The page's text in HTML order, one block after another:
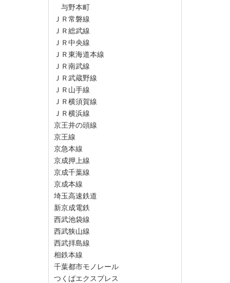
与野本町
ＪＲ常磐線
ＪＲ総武線
ＪＲ中央線
ＪＲ東海道本線
ＪＲ南武線
ＪＲ武蔵野線
ＪＲ山手線
ＪＲ横須賀線
ＪＲ横浜線
京王井の頭線
京王線
京急本線
京成押上線
京成千葉線
京成本線
埼玉高速鉄道
新京成電鉄
西武池袋線
西武狭山線
西武拝島線
相鉄本線
千葉都市モノレール
つくばエクスプレス